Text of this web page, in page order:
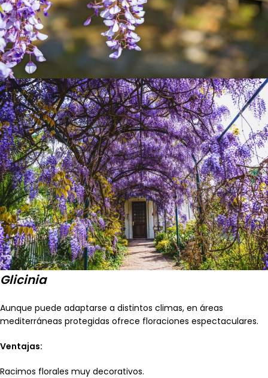
Glicinia
Aunque puede adaptarse a distintos climas, en áreas
mediterráneas protegidas ofrece floraciones espectaculares.
Ventajas:
Racimos florales muy decorativos.